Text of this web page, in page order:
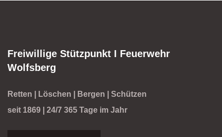
Freiwillige Stützpunkt I Feuerwehr
Wolfsberg
Retten | Löschen | Bergen | Schützen
seit 1869 | 24/7 365 Tage im Jahr